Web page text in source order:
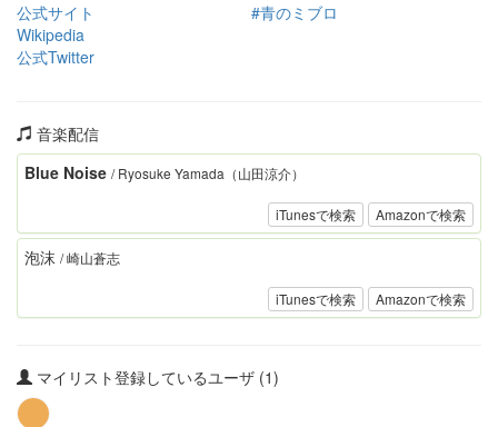
公式サイト
Wikipedia
公式Twitter
#青のミブロ
音楽配信
iTunesで検索 Amazonで検索
Blue Noise / Ryosuke Yamada（山田涼介）
iTunesで検索 Amazonで検索
泡沫 / 崎山蒼志
マイリスト登録しているユーザ (1)